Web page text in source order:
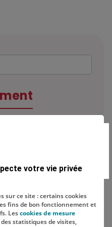
votre vie privée
sur ce site : certains cookies
fins de bon fonctionnement et
Lescookies de mesure
statistiques de visites,